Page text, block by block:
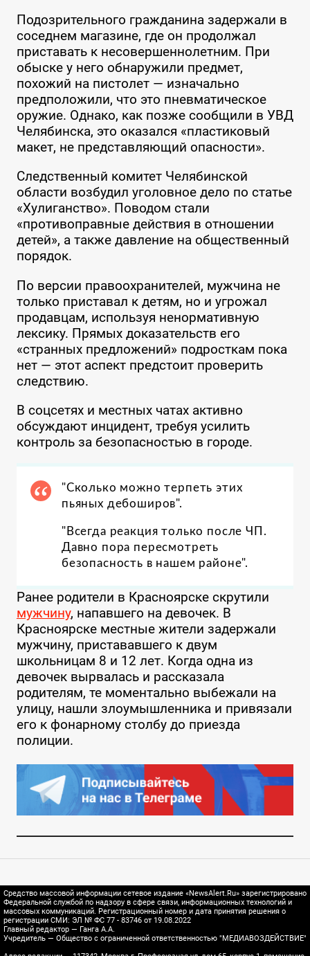
Подозрительного гражданина задержали в
соседнем магазине, где он продолжал
приставать к несовершеннолетним. При
обыске у него обнаружили предмет,
похожий на пистолет — изначально
предположили, что это пневматическое
оружие. Однако, как позже сообщили в УВД
Челябинска, это оказался «пластиковый
макет, не представляющий опасности».
Следственный комитет Челябинской
области возбудил уголовное дело по статье
«Хулиганство». Поводом стали
«противоправные действия в отношении
детей», а также давление на общественный
порядок.
По версии правоохранителей, мужчина не
только приставал к детям, но и угрожал
продавцам, используя ненормативную
лексику. Прямых доказательств его
«странных предложений» подросткам пока
нет — этот аспект предстоит проверить
следствию.
В соцсетях и местных чатах активно
обсуждают инцидент, требуя усилить
контроль за безопасностью в городе.
"Сколько можно терпеть этих
пьяных дебоширов".
"Всегда реакция только после ЧП.
Давно пора пересмотреть
безопасность в нашем районе".
Ранее родители в Красноярске скрутили
мужчину, напавшего на девочек. В
Красноярске местные жители задержали
мужчину, пристававшего к двум
школьницам 8 и 12 лет. Когда одна из
девочек вырвалась и рассказала
родителям, те моментально выбежали на
улицу, нашли злоумышленника и привязали
его к фонарному столбу до приезда
полиции.
Средство массовой информации сетевое издание «NewsAlert.Ru» зарегистрировано
Федеральной службой по надзору в сфере связи, информационных технологий и
массовых коммуникаций. Регистрационный номер и дата принятия решения о
регистрации СМИ: ЭЛ № ФС 77 - 83746 от 19.08.2022
Главный редактор — Ганга А.А.
Учредитель — Общество с ограниченной ответственностью "МЕДИАВОЗДЕЙСТВИЕ"